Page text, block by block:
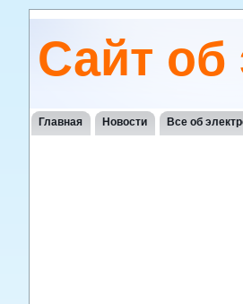
Сайт об
Главная Новости Все об